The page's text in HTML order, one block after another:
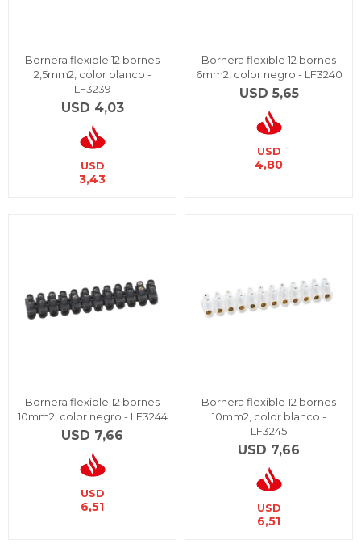
Bornera flexible 12 bornes
2,5mm2, color blanco -
LF3239
USD 4,03
USD
3,43
Bornera flexible 12 bornes
6mm2, color negro - LF3240
USD 5,65
USD
4,80
Bornera flexible 12 bornes
10mm2, color negro - LF3244
USD 7,66
USD
6,51
Bornera flexible 12 bornes
10mm2, color blanco -
LF3245
USD 7,66
USD
6,51